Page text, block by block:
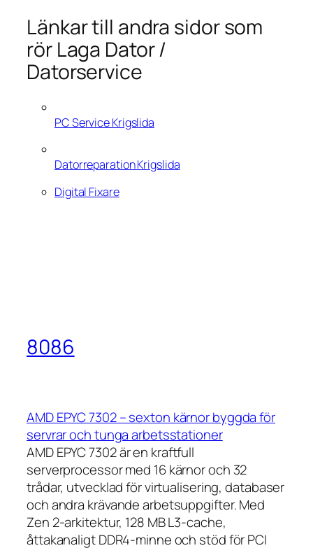
Länkar till andra sidor som
rör Laga Dator /
Datorservice
PC Service Krigslida
Datorreparation Krigslida
Digital Fixare
8086
AMD EPYC 7302 – sexton kärnor byggda för
servrar och tunga arbetsstationer
AMD EPYC 7302 är en kraftfull
serverprocessor med 16 kärnor och 32
trådar, utvecklad för virtualisering, databaser
och andra krävande arbetsuppgifter. Med
Zen 2-arkitektur, 128 MB L3-cache,
åttakanaligt DDR4-minne och stöd för PCI